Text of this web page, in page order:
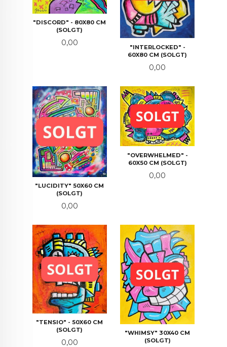
"DISCORD" - 80X80 CM
(SOLGT)
Pris
0,00
"INTERLOCKED" -
60X80 CM (SOLGT)
Pris
0,00
"LUCIDITY" 50X60 CM
(SOLGT)
Pris
0,00
"OVERWHELMED" -
60X50 CM (SOLGT)
Pris
0,00
"TENSIO" - 50X60 CM
(SOLGT)
Pris
0,00
"WHIMSY" 30X40 CM
(SOLGT)